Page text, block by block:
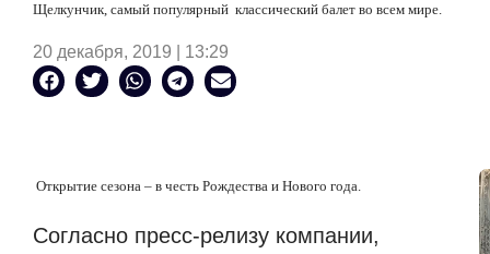
Щелкунчик, самый популярный классический балет во всем мире.
20 декабря, 2019 | 13:29
Открытие сезона – в честь Рождества и Нового года.
Согласно пресс-релизу компании,